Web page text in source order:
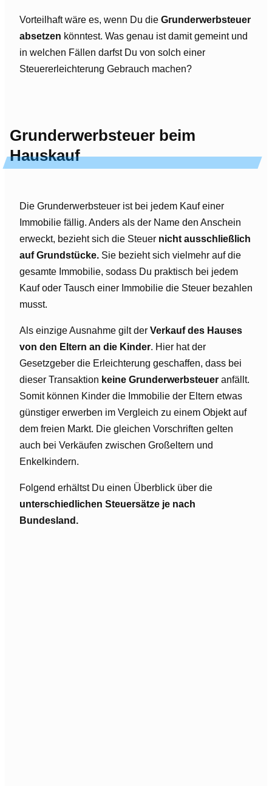
Vorteilhaft wäre es, wenn Du die Grunderwerbsteuer
absetzen könntest. Was genau ist damit gemeint und
in welchen Fällen darfst Du von solch einer
Steuererleichterung Gebrauch machen?
Grunderwerbsteuer beim
Hauskauf
Die Grunderwerbsteuer ist bei jedem Kauf einer
Immobilie fällig. Anders als der Name den Anschein
erweckt, bezieht sich die Steuer nicht ausschließlich
auf Grundstücke. Sie bezieht sich vielmehr auf die
gesamte Immobilie, sodass Du praktisch bei jedem
Kauf oder Tausch einer Immobilie die Steuer bezahlen
musst.
Als einzige Ausnahme gilt der Verkauf des Hauses
von den Eltern an die Kinder. Hier hat der
Gesetzgeber die Erleichterung geschaffen, dass bei
dieser Transaktion keine Grunderwerbsteuer anfällt.
Somit können Kinder die Immobilie der Eltern etwas
günstiger erwerben im Vergleich zu einem Objekt auf
dem freien Markt. Die gleichen Vorschriften gelten
auch bei Verkäufen zwischen Großeltern und
Enkelkindern.
Folgend erhältst Du einen Überblick über die
unterschiedlichen Steuersätze je nach
Bundesland.